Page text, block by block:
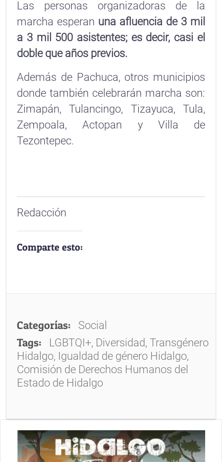
Las personas organizadoras de la
marcha esperan una afluencia de 3 mil
a 3 mil 500 asistentes; es decir, casi el
doble que años previos.
Además de Pachuca, otros municipios
donde también celebrarán marcha son:
Zimapán, Tulancingo, Tizayuca, Tula,
Zempoala, Actopan y Villa de
Tezontepec.
Redacción
Comparte esto:
Categorías: Social
Tags:
LGBTQI+, Diversidad, Transgénero
Hidalgo, Igualdad de género Hidalgo,
Comisión de Derechos Humanos del
Estado de Hidalgo